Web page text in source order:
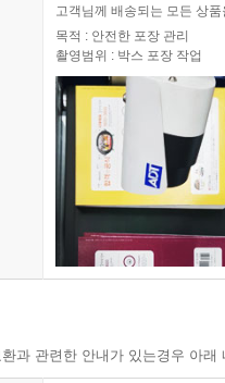
고객님께 배송되는 모든 상
목적 : 안전한 포장 관리
촬영범위 : 박스 포장 작업
과 관련한 안내가 있는경우 아